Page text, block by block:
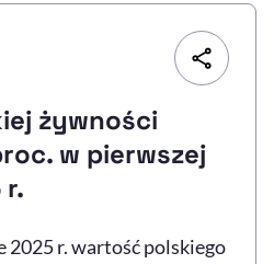
żywności
w pierwszej
r.
2025 r. wartość polskiego